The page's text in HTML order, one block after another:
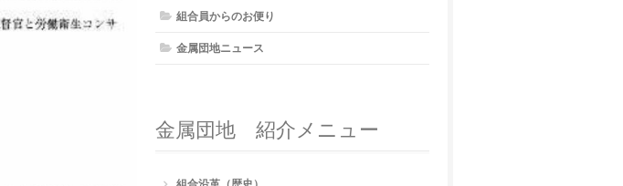
組合員からのお便り
金属団地ニュース
金属団地 紹介メニュー